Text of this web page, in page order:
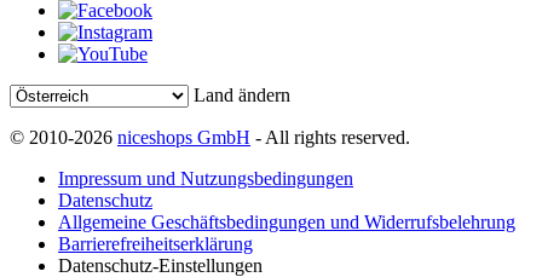
Land ändern
© 2010-2026 niceshops GmbH - All rights reserved.
Impressum und Nutzungsbedingungen
Datenschutz
Allgemeine Geschäftsbedingungen und Widerrufsbelehrung
Barrierefreiheitserklärung
Datenschutz-Einstellungen